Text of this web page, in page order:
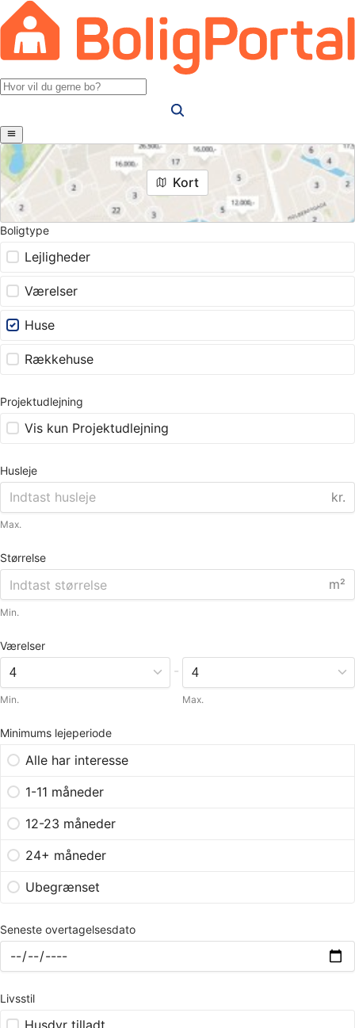
Kort
Boligtype
Lejligheder
Værelser
Huse
Rækkehuse
Projektudlejning
Vis kun Projektudlejning
Husleje
kr.
Max.
Størrelse
m²
Min.
Værelser
Min.
-
Max.
Minimums lejeperiode
Alle har interesse
1-11 måneder
12-23 måneder
24+ måneder
Ubegrænset
Seneste overtagelsesdato
Livsstil